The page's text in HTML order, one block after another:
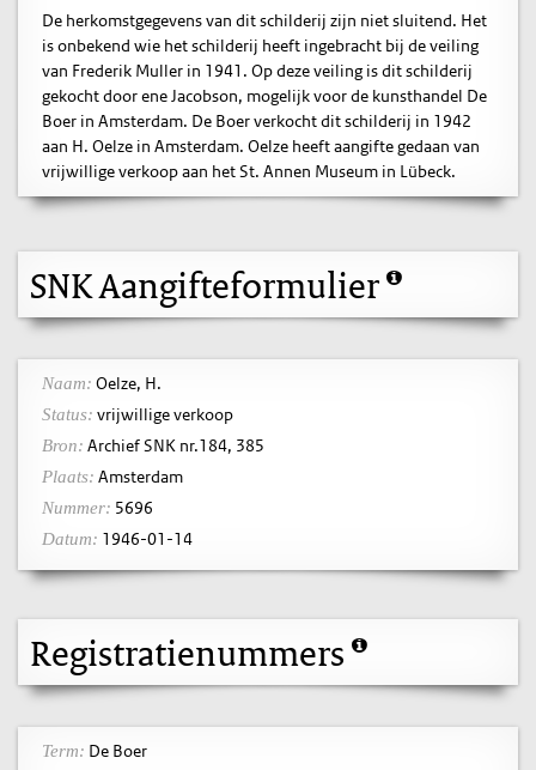
De herkomstgegevens van dit schilderij zijn niet sluitend. Het
is onbekend wie het schilderij heeft ingebracht bij de veiling
van Frederik Muller in 1941. Op deze veiling is dit schilderij
gekocht door ene Jacobson, mogelijk voor de kunsthandel De
Boer in Amsterdam. De Boer verkocht dit schilderij in 1942
aan H. Oelze in Amsterdam. Oelze heeft aangifte gedaan van
vrijwillige verkoop aan het St. Annen Museum in Lübeck.
SNK Aangifteformulier
Naam: Oelze, H.
Status: vrijwillige verkoop
Bron: Archief SNK nr.184, 385
Plaats: Amsterdam
Nummer: 5696
Datum: 1946-01-14
Registratienummers
Term: De Boer